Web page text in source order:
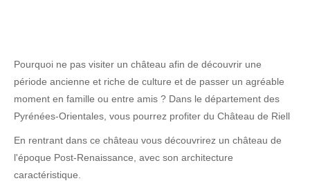
Pourquoi ne pas visiter un château afin de découvrir une
période ancienne et riche de culture et de passer un agréable
moment en famille ou entre amis ? Dans le département des
Pyrénées-Orientales, vous pourrez profiter du Château de Riell
En rentrant dans ce château vous découvrirez un château de
l'époque Post-Renaissance, avec son architecture
caractéristique.